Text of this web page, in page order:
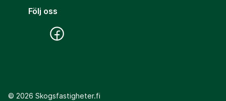
Följ oss
© 2026 Skogsfastigheter.fi